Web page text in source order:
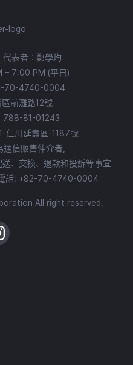
表者：鄭學均
– 7:00 PM (平日)
70-4740-0004
前灘路12號
788-81-01243
仁川延壽區-1187號
信販售仲介者，
、交換、退款和投訴等事宜
話: +82-70-4740-0004
All right reserved.